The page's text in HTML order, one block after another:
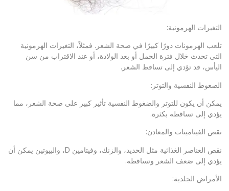
التغيرات الهرمونية:
تلعب الهرمونات دورًا كبيرًا في صحة الشعر. فمثلاً، التغيرات الهرمونية
التي تحدث خلال فترة الحمل أو بعد الولادة، أو عند الاقتراب من سن
اليأس، قد تؤدي إلى تساقط الشعر.
الضغوط النفسية والتوتر:
يمكن أن يكون للتوتر والضغوط النفسية تأثير كبير على صحة الشعر، مما
يؤدي إلى تساقطه بكثرة.
نقص الفيتامينات والمعادن:
نقص العناصر الغذائية مثل الحديد، والزنك، وفيتامين D، والبيوتين يمكن أن
يؤدي إلى ضعف الشعر وتساقطه.
الأمراض الجلدية: